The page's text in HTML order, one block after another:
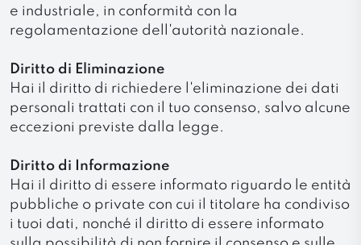
e industriale, in conformità con la
regolamentazione dell'autorità nazionale.
Diritto di Eliminazione
Hai il diritto di richiedere l'eliminazione dei dati
personali trattati con il tuo consenso, salvo alcune
eccezioni previste dalla legge.
Diritto di Informazione
Hai il diritto di essere informato riguardo le entità
pubbliche o private con cui il titolare ha condiviso
i tuoi dati, nonché il diritto di essere informato